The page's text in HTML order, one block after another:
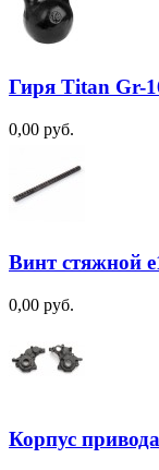
Гиря Titan Gr-
0,00 руб.
Винт стяжной
0,00 руб.
Корпус